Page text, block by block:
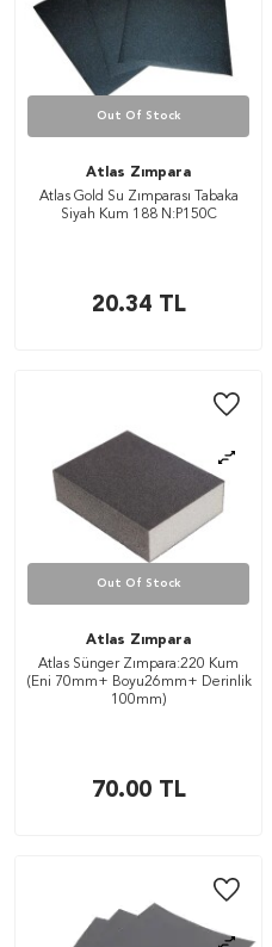
Out Of Stock
Atlas Zımpara
Atlas Gold Su Zımparası Tabaka
Siyah Kum 188 N:P150C
20.34TL
Out Of Stock
Atlas Zımpara
Atlas Sünger Zımpara:220 Kum
(Eni 70mm+ Boyu26mm+ Derinlik
100mm)
70.00TL